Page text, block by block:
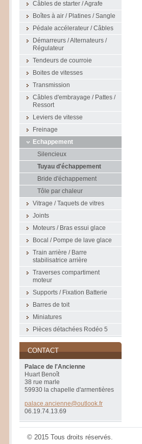
Câbles de starter / Agrafe
Boîtes à air / Platines / Sangle
Pédale accélerateur / Câbles
Démarreurs / Alternateurs /
Régulateur
Tendeurs de courroie
Boites de vitesses
Transmission
Câbles d'embrayage / Pattes /
Ressort
Leviers de vitesse
Freinage
Echappement
Silencieux
Tuyau d'échappement
Bride d'échappement
Tôle par chaleur
Vitrage / Taquets de vitres
Joints
Moteurs / Bras essui glace
Bocal / Pompe de lave glace
Train arrière / Barre
stabilisatrice arrière
Traverses compartiment
moteur
Supports / Fixation Batterie
Barres de toit
Miniatures
Pièces détachées Rodéo 5
CONTACT
Palace de l'Ancienne
Huart Benoît
38 rue marle
59930 la chapelle d'armentières
palace.ancienne@outlook. fr
06.19.74.13.69
© 2015 Tous droits réservés.